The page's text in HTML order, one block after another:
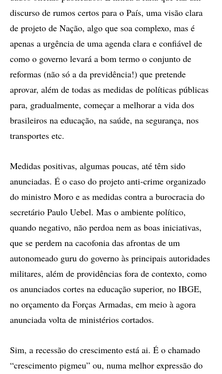
discurso de rumos certos para o País, uma visão clara
de projeto de Nação, algo que soa complexo, mas é
apenas a urgência de uma agenda clara e confiável de
como o governo levará a bom termo o conjunto de
reformas (não só a da previdência!) que pretende
aprovar, além de todas as medidas de políticas públicas
para, gradualmente, começar a melhorar a vida dos
brasileiros na educação, na saúde, na segurança, nos
transportes etc.
Medidas positivas, algumas poucas, até têm sido
anunciadas. É o caso do projeto anti-crime organizado
do ministro Moro e as medidas contra a burocracia do
secretário Paulo Uebel. Mas o ambiente político,
quando negativo, não perdoa nem as boas iniciativas,
que se perdem na cacofonia das afrontas de um
autonomeado guru do governo às principais autoridades
militares, além de providências fora de contexto, como
os anunciados cortes na educação superior, no IBGE,
no orçamento da Forças Armadas, em meio à agora
anunciada volta de ministérios cortados.
Sim, a recessão do crescimento está ai. É o chamado
“crescimento pigmeu” ou, numa melhor expressão do